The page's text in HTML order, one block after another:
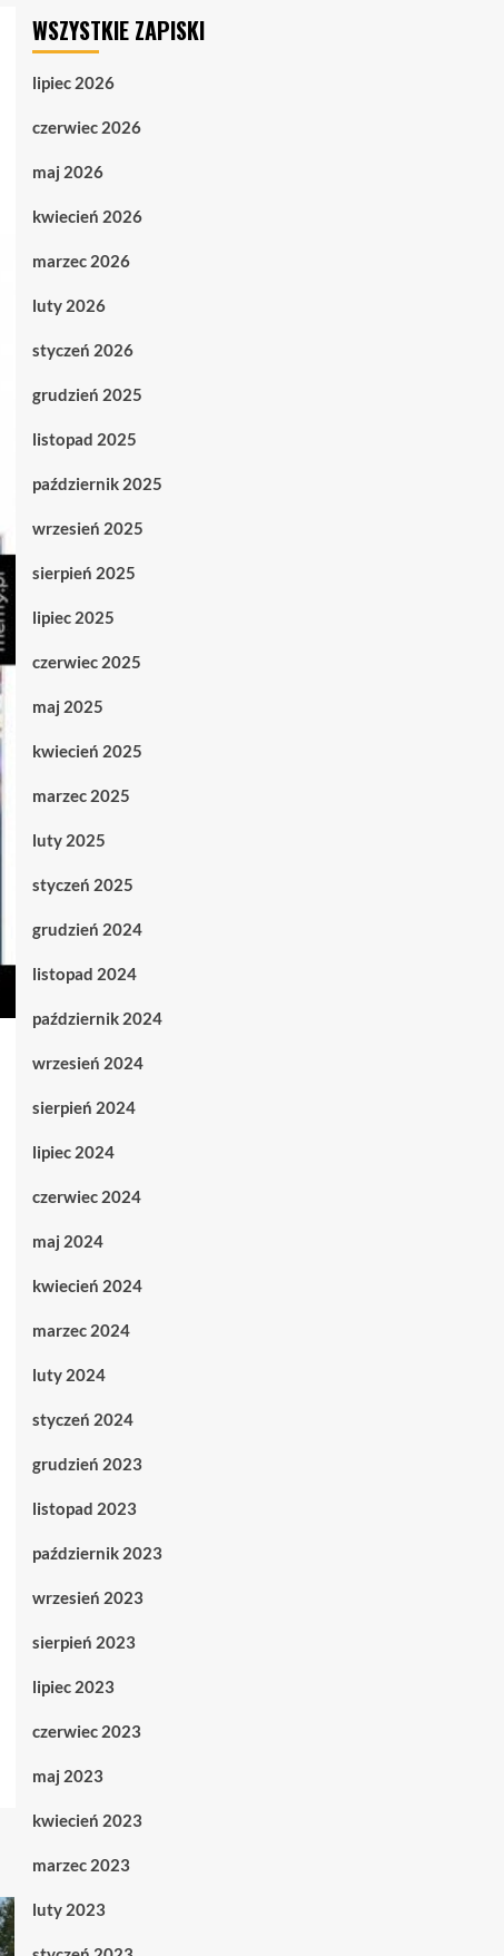
WSZYSTKIE ZAPISKI
lipiec 2026
czerwiec 2026
maj 2026
kwiecień 2026
marzec 2026
luty 2026
styczeń 2026
grudzień 2025
listopad 2025
październik 2025
wrzesień 2025
sierpień 2025
lipiec 2025
czerwiec 2025
maj 2025
kwiecień 2025
marzec 2025
luty 2025
styczeń 2025
grudzień 2024
listopad 2024
październik 2024
wrzesień 2024
sierpień 2024
lipiec 2024
czerwiec 2024
maj 2024
kwiecień 2024
marzec 2024
luty 2024
styczeń 2024
grudzień 2023
listopad 2023
październik 2023
wrzesień 2023
sierpień 2023
lipiec 2023
czerwiec 2023
maj 2023
kwiecień 2023
marzec 2023
luty 2023